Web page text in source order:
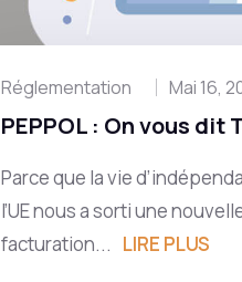
Réglementation Mai 16,
PEPPOL : On vous dit
Parce que la vie
l’UE nous a sorti une
facturation... LIRE PLUS